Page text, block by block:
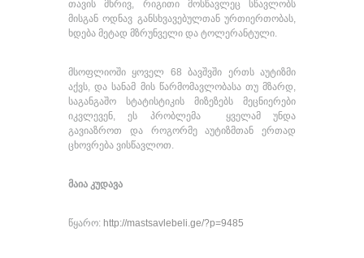
თავის მხრივ, რიგითი მოსწავლეც სწავლობს
მისგან ოდნავ განსხვავებულთან ურთიერთობას,
ხდება მეტად მზრუნველი და ტოლერანტული.
მსოფლიოში ყოველ 68 ბავშვში ერთს აუტიზმი
აქვს, და სანამ მის წარმომავლობასა თუ მზარდ,
საგანგაშო სტატისტიკის მიზეზებს მეცნიერები
იკვლევენ, ეს პრობლემა ყველამ უნდა
გავიაზროთ და როგორმე აუტიზმთან ერთად
ცხოვრება ვისწავლოთ.
მაია კუდავა
წყარო: http://mastsavlebeli.ge/?p=9485